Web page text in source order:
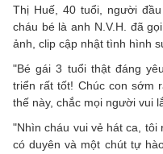
Thị Huế, 40 tuổi, người
cháu bé là anh N.V.H. đã
ảnh, clip cập nhật tình hình
"Bé gái 3 tuổi thật đáng
triển rất tốt! Chúc con sớm
thế này, chắc mọi người vui
"Nhìn cháu vui vẻ hát ca, tôi
có duyên và một chút tự